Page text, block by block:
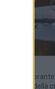
Scopri il
recensione della